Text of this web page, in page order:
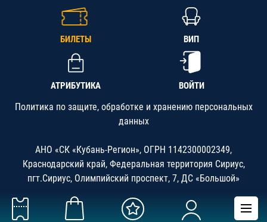
БИЛЕТЫ ВИП
АТРИБУТИКА ВОЙТИ
Политика по защите, обработке и хранению персональных
данных
АНО «СК «Кубань-Регион», ОГРН 1142300002349,
Краснодарский край, Федеральная территория Сириус,
пгт.Сириус, Олимпийский проспект, 7, ДС «Большой»